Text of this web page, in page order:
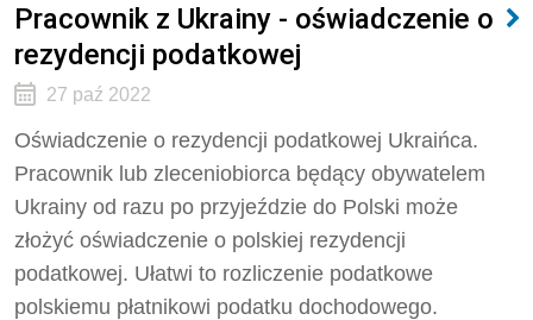
Pracownik z Ukrainy - oświadczenie o
rezydencji podatkowej
27 paź 2022
Oświadczenie o rezydencji podatkowej Ukraińca.
Pracownik lub zleceniobiorca będący obywatelem
Ukrainy od razu po przyjeździe do Polski może
złożyć oświadczenie o polskiej rezydencji
podatkowej. Ułatwi to rozliczenie podatkowe
polskiemu płatnikowi podatku dochodowego.